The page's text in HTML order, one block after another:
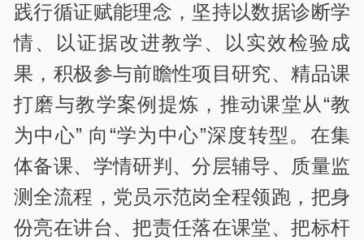
践行循证赋能理念，坚持以数据诊断学
情、以证据改进教学、以实效检验成
果，积极参与前瞻性项目研究、精品课
打磨与教学案例提炼，推动课堂从“教
为中心” 向“学为中心”深度转型。在集
体备课、学情研判、分层辅导、质量监
测全流程，党员示范岗全程领跑，把身
份亮在讲台、把责任落在课堂、把标杆